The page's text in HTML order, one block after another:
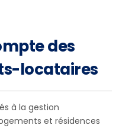
des
locataires
à la gestion
et résidences